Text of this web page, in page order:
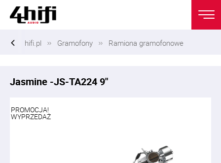
hifi.pl Gramofony Ramiona gramofonowe
Jasmine -JS-TA224 9"
PROMOCJA!
WYPRZEDAŻ